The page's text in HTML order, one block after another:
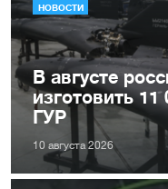
НОВОСТИ
В августе
изготовить
ГУР
10 августа 2026